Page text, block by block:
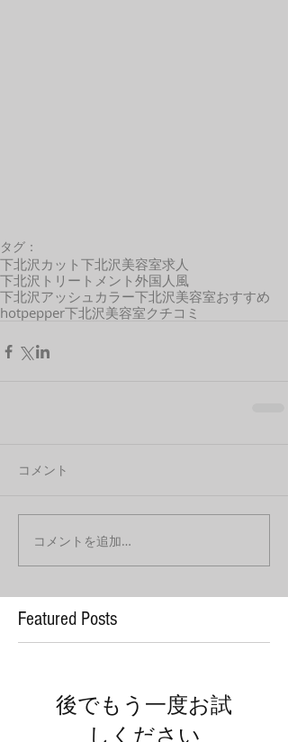
タグ：
下北沢カット 下北沢美容室求人
下北沢トリートメント 外国人風
下北沢アッシュカラー下北沢美容室おすすめ
hotpepper下北沢美容室クチコミ
コメント
コメントを追加…
Featured Posts
後でもう一度お試
しください